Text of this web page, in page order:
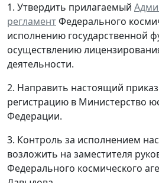
1. Утвердить прилагаемый
регламентФедерального
исполнению государственной
осуществлению
деятельности.
2. Направить настоящий
регистрацию в Министерство
Федерации.
3. Контроль за исполнением
возложить на заместителя
Федерального космического